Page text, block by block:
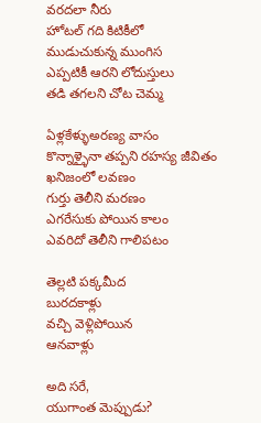
వరదలా నీరు
హోటల్ గది కిటికీలో
ముడుచుకున్న ముంగిస
ఎప్పటికీ ఆరని లోదుస్తులు
తడి తగలని చోట చెమ్మ
ఏళ్లకేళ్ళుఅరణ్య వాసం
కొన్నాళ్ళైనా తప్పని రహస్య జీవితం
ఖనిజంలో లవణం
గుర్తు తెలీని మరణం
ఎగరేసుకు పోయిన కాలం
ఎవరిదో తెలీని గాలిపటం
తెల్లటి పక్కమీద
బురదకాళ్లు
వచ్చి వెళ్లిపోయిన
ఆనవాళ్లు
అది సరే,
యుగాంత మెప్పుడు?